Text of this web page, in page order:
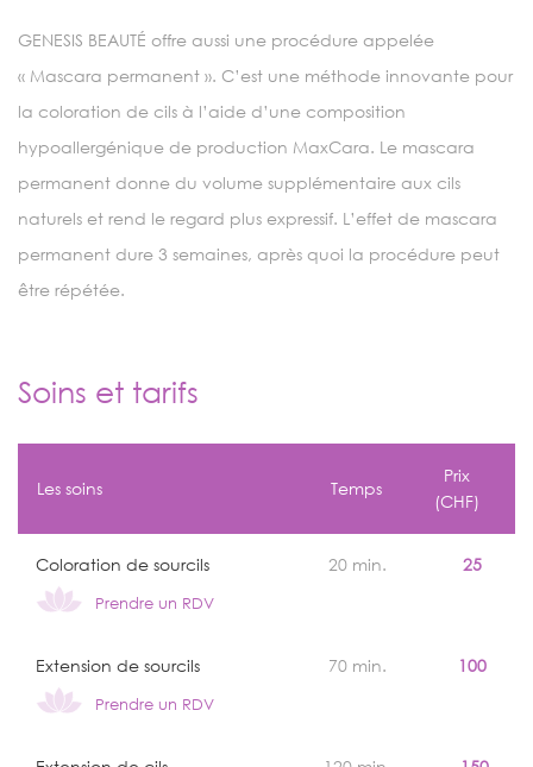
GENESIS BEAUTÉ offre aussi une procédure appelée
« Mascara permanent ». C’est une méthode innovante pour
la coloration de cils à l’aide d’une composition
hypoallergénique de production MaxCara. Le mascara
permanent donne du volume supplémentaire aux cils
naturels et rend le regard plus expressif. L’effet de mascara
permanent dure 3 semaines, après quoi la procédure peut
être répétée.
Soins et tarifs
Les soins Temps
Prix
(CHF)
Coloration de sourcils
Prendre un RDV
20 min. 25
Extension de sourcils
Prendre un RDV
70 min. 100